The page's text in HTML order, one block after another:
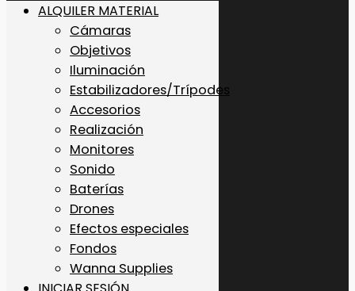
ALQUILER MATERIAL
Cámaras
Objetivos
Iluminación
Estabilizadores/Trípodes
Accesorios
Realización
Monitores
Sonido
Baterías
Drones
Efectos especiales
Fondos
Wanna Supplies